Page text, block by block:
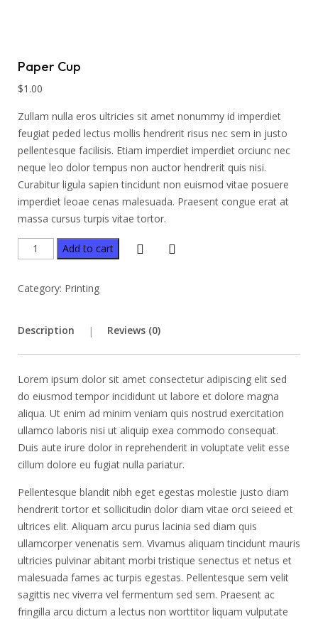
Paper Cup
$1.00
Zullam nulla eros ultricies sit amet nonummy id imperdiet
feugiat peded lectus mollis hendrerit risus nec sem in justo
pellentesque facilisis. Etiam imperdiet imperdiet orciunc nec
neque leo dolor tempus non auctor hendrerit quis nisi.
Curabitur ligula sapien tincidunt non euismod vitae posuere
imperdiet leoae cenas malesuada. Praesent congue erat at
massa cursus turpis vitae tortor.
Add to cart
Category: Printing
Description Reviews (0)
Lorem ipsum dolor sit amet consectetur adipiscing elit sed
do eiusmod tempor incididunt ut labore et dolore magna
aliqua. Ut enim ad minim veniam quis nostrud exercitation
ullamco laboris nisi ut aliquip exea commodo consequat.
Duis aute irure dolor in reprehenderit in voluptate velit esse
cillum dolore eu fugiat nulla pariatur.
Pellentesque blandit nibh eget egestas molestie justo diam
hendrerit tortor et sollicitudin dolor diam vitae orci seieed et
ultrices elit. Aliquam arcu purus lacinia sed diam quis
ullamcorper venenatis sem. Vivamus aliquam tincidunt mauris
ultricies pulvinar abitant morbi tristique senectus et netus et
malesuada fames ac turpis egestas. Pellentesque sem velit
sagittis nec viverra vel fermentum sed sem. Praesent ac
fringilla arcu dictum a lectus non worttitor liquam vulputate